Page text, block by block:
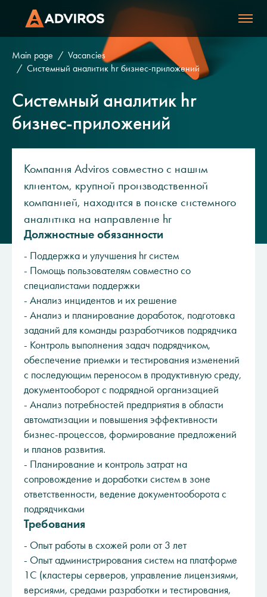
Main page
Vacancies
Системный аналитик hr бизнес-приложений
Системный аналитик hr
бизнес-приложений
Компания Adviros совместно с нашим
клиентом, крупной производственной
компанией, находится в поиске системного
аналитика на направление hr
Должностные обязанности
- Поддержка и улучшения hr систем
- Помощь пользователям совместно со
специалистами поддержки
- Анализ инцидентов и их решение
- Анализ и планирование доработок, подготовка
заданий для команды разработчиков подрядчика
- Контроль выполнения задач подрядчиком,
обеспечение приемки и тестирования изменений
с последующим переносом в продуктивную среду,
документооборот с подрядной организацией
- Анализ потребностей предприятия в области
автоматизации и повышения эффективности
бизнес-процессов, формирование предложений
и планов развития.
- Планирование и контроль затрат на
сопровождение и доработки систем в зоне
ответственности, ведение документооборота с
подрядчиками
Требования
- Опыт работы в схожей роли от 3 лет
- Опыт администрирования систем на платформе
1С (кластеры серверов, управление лицензиями,
версиями, средами разработки и тестирования,